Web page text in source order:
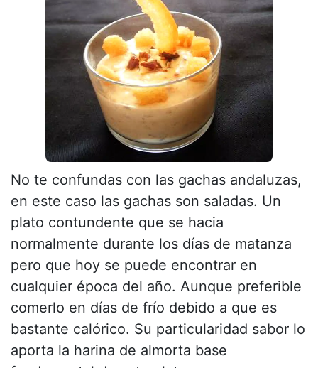
No te confundas con las gachas andaluzas,
en este caso las gachas son saladas. Un
plato contundente que se hacia
normalmente durante los días de matanza
pero que hoy se puede encontrar en
cualquier época del año. Aunque preferible
comerlo en días de frío debido a que es
bastante calórico. Su particularidad sabor lo
aporta la harina de almorta base